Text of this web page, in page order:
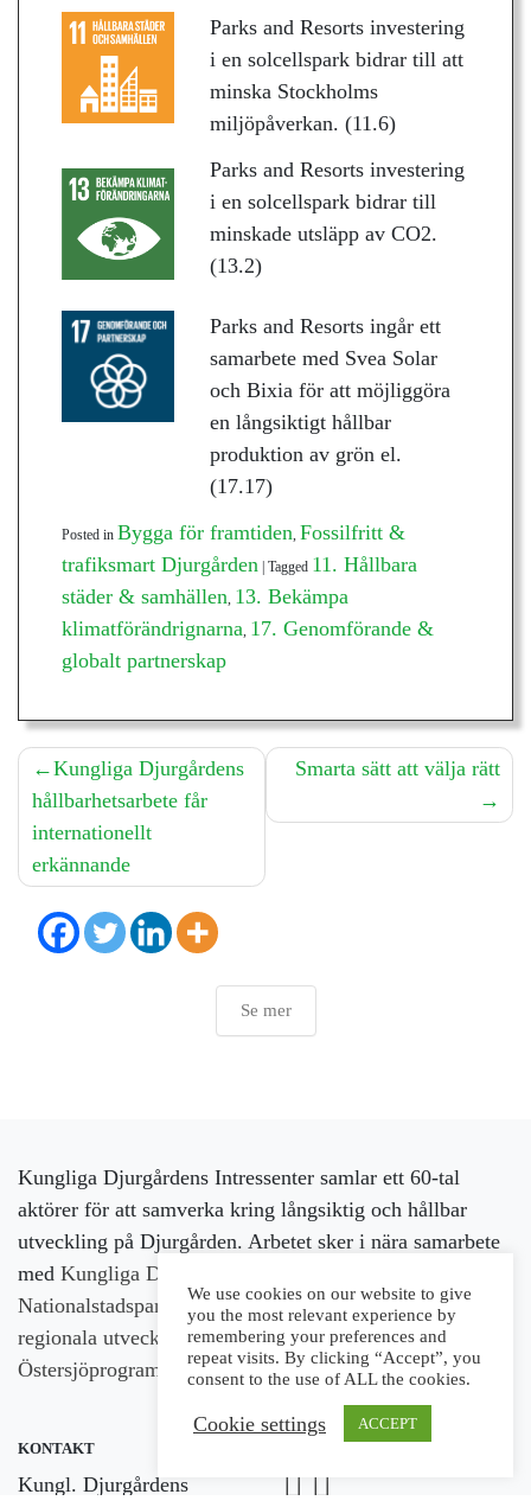
Parks and Resorts investering
i en solcellspark bidrar till att
minska Stockholms
miljöpåverkan. (11.6)
Parks and Resorts investering
i en solcellspark bidrar till
minskade utsläpp av CO2.
(13.2)
Parks and Resorts ingår ett
samarbete med Svea Solar
och Bixia för att möjliggöra
en långsiktigt hållbar
produktion av grön el.
(17.17)
Posted in Bygga för framtiden Fossilfritt &
trafiksmart Djurgården | Tagged 11. Hållbara
städer & samhällen 13. Bekämpa
klimatförändrignarna 17. Genomförande &
globalt partnerskap
Inläggsnavigering
Kungliga Djurgårdens
hållbarhetsarbete får
internationellt
erkännande
Smarta sätt att välja rätt
Se mer
Kungliga Djurgårdens Intressenter samlar ett 60-tal
aktörer för att samverka kring långsiktig och hållbar
utveckling på Djurgården. Arbetet sker i nära samarbete
med Kungliga Djurgårdens förvaltning
Nationalstadsparkens utvecklingsfond, Europeiska
regionala utvecklingsfondenochInterregs
Östersjöprogram
KONTAKT
Kungl. Djurgårdens
We use cookies on our website to give
you the most relevant experience by
remembering your preferences and
repeat visits. By clicking “Accept”, you
consent to the use of ALL the cookies.
Cookie settings ACCEPT